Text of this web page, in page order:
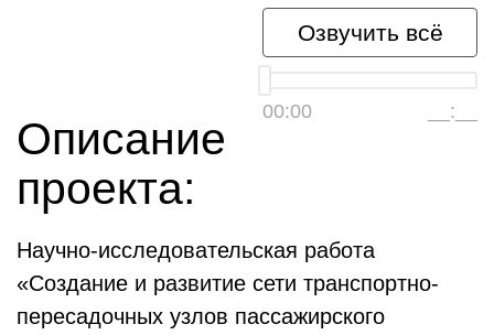
Озвучить всё
00:00 __:__
Описание
проекта:
Научно-исследовательская работа
«Создание и развитие сети транспортно-
пересадочных узлов пассажирского